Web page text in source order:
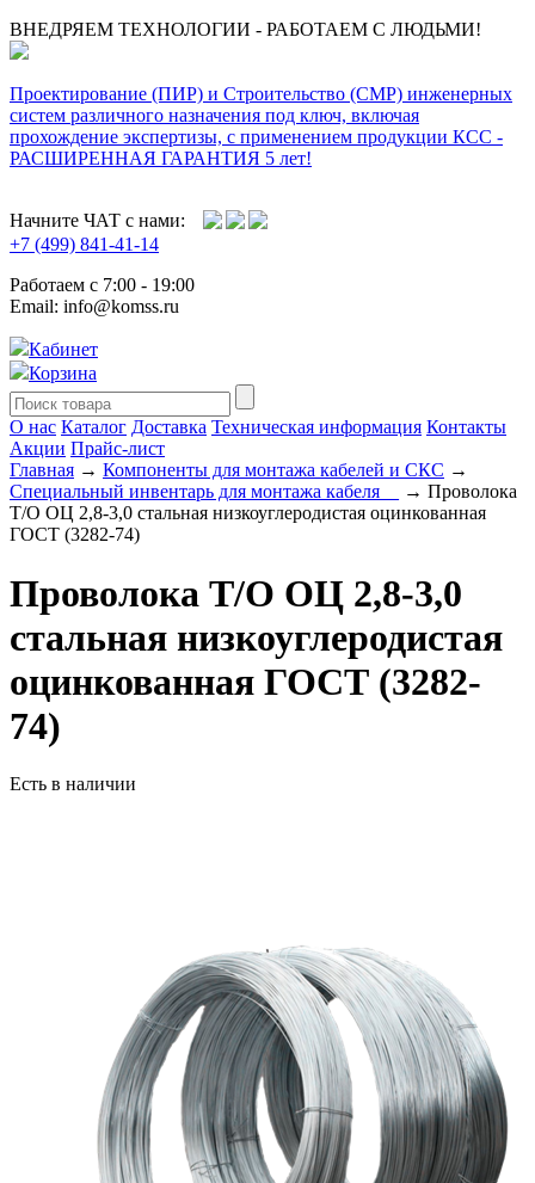
ВНЕДРЯЕМ ТЕХНОЛОГИИ - РАБОТАЕМ С ЛЮДЬМИ!
Проектирование (ПИР) и Cтроительство (СМР) инженерных
систем различного назначения под ключ, включая
прохождение экспертизы, с применением продукции КСС -
РАСШИРЕННАЯ ГАРАНТИЯ 5 лет!
Начните ЧАТ с нами:
+7 (499) 841-41-14
Работаем с 7:00 - 19:00
Email: info@komss.ru
Кабинет
Корзина
О нас Каталог Доставка Техническая информация Контакты
Акции Прайс-лист
Главная → Компоненты для монтажа кабелей и СКС →
Специальный инвентарь для монтажа кабеля__
→ Проволока
Т/О ОЦ 2,8-3,0 стальная низкоуглеродистая оцинкованная
ГОСТ (3282-74)
Проволока Т/О ОЦ 2,8-3,0
стальная низкоуглеродистая
оцинкованная ГОСТ (3282-
74)
Есть в наличии